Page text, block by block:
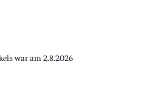
war am 2.8.2026